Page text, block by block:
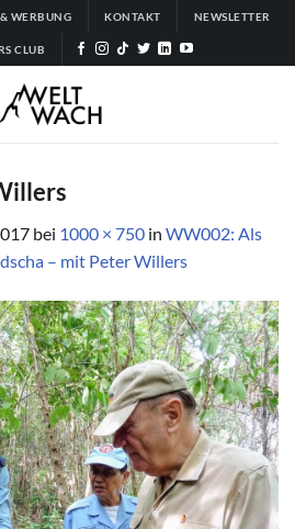
WERBUNG KONTAKT NEWSLETTER
CLUB
bei 1000 × 750 in WW002: Als
– mit Peter Willers